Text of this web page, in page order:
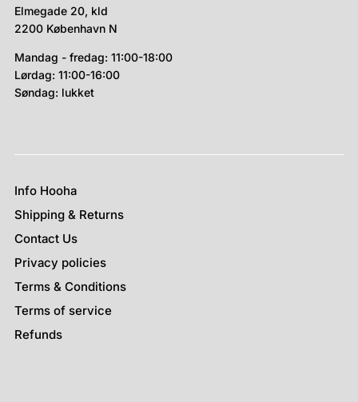
Elmegade 20, kld
2200 København N
Mandag - fredag: 11:00-18:00
Lørdag: 11:00-16:00
Søndag: lukket
Info Hooha
Shipping & Returns
Contact Us
Privacy policies
Terms & Conditions
Terms of service
Refunds